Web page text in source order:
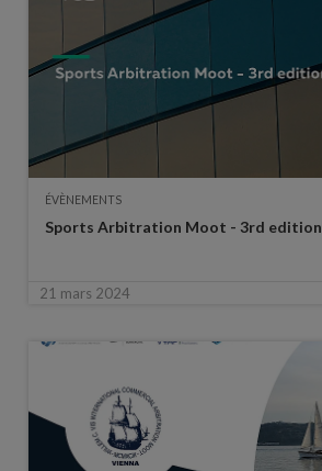
ÉVÈNEMENTS
Sports Arbitration Moot - 3rd edition
21 mars 2024